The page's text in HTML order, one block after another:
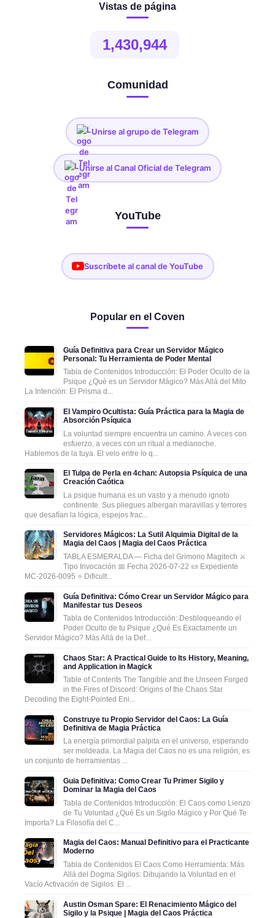
Vistas de página
1,430,944
Comunidad
Unirse al grupo de Telegram
Unirse al Canal Oficial de Telegram
YouTube
Suscríbete al canal de YouTube
Popular en el Coven
Guía Definitiva para Crear un Servidor Mágico
Personal: Tu Herramienta de Poder Mental
Tabla de Contenidos Introducción: El Poder Oculto de la
Psique ¿Qué es un Servidor Mágico? Más Allá del Mito
La Intención: El Prisma d...
El Vampiro Ocultista: Guía Práctica para la Magia de
Absorción Psíquica
La voluntad siempre encuentra un camino. A veces con
esfuerzo, a veces con un ritual a medianoche.
Hablemos de la tuya. El velo entre lo q...
El Tulpa de Perla en 4chan: Autopsia Psíquica de una
Creación Caótica
La psique humana es un vasto y a menudo ignoto
continente. Sus pliegues albergan maravillas y terrores
que desafían la lógica, espejos frac...
Servidores Mágicos: La Sutil Alquimia Digital de la
Magia del Caos | Magia del Caos Práctica
TABLA ESMERALDA — Ficha del Grimorio Magitech ⚔️
Tipo Invocación 📅 Fecha 2026-07-22 📜 Expediente
MC-2026-0095 ⭐ Dificult...
Guía Definitiva: Cómo Crear un Servidor Mágico para
Manifestar tus Deseos
Tabla de Contenidos Introducción: Desbloqueando el
Poder Oculto de tu Psique ¿Qué Es Exactamente un
Servidor Mágico? Más Allá de la Def...
Chaos Star: A Practical Guide to Its History, Meaning,
and Application in Magick
Table of Contents The Tangible and the Unseen Forged
in the Fires of Discord: Origins of the Chaos Star
Decoding the Eight-Pointed Eni...
Construye tu Propio Servidor del Caos: La Guía
Definitiva de Magia Práctica
La energía primordial palpita en el universo, esperando
ser moldeada. La Magia del Caos no es una religión, es
un conjunto de herramientas ...
Guia Definitiva: Como Crear Tu Primer Sigilo y
Dominar la Magia del Caos
Tabla de Contenidos Introducción: El Caos como Lienzo
de Tu Voluntad ¿Qué Es un Sigilo Mágico y Por Qué Te
Importa? La Filosofía del C...
Magia del Caos: Manual Definitivo para el Practicante
Moderno
Tabla de Contenidos El Caos Como Herramienta: Más
Allá del Dogma Sigilos: Dibujando la Voluntad en el
Vacío Activación de Sigilos: El ...
Austin Osman Spare: El Renacimiento Mágico del
Sigilo y la Psique | Magia del Caos Práctica